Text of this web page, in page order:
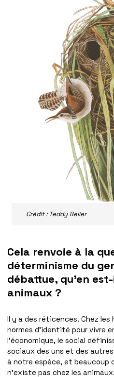
Crédit : Teddy Belier
Cela renvoie à la
déterminisme du
débattue, qu’en
animaux ?
Il y a des réticences. Chez les
normes d’identité pour vivre
l’économique, le social
sociaux des uns et des
à notre espèce, et beaucoup
n’existe pas chez les